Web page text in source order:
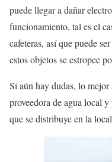
puede llegar a dañar
funcionamiento, tal es el
cafeteras, así que puede
estos objetos se estropee
Si aún hay dudas, lo mejor
proveedora de agua local
que se distribuye en la